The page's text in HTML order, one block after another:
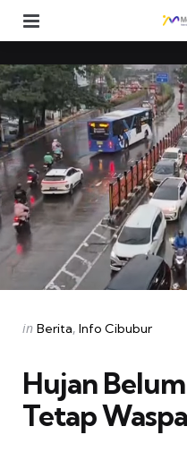
Categories
Posted
in Berita Info Cibubur
Hujan
Tetap